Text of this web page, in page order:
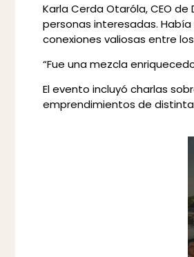
Karla Cerda Otaróla, CEO
personas interesadas.
conexiones valiosas entre
“Fue una mezcla
El evento incluyó charlas
emprendimientos de